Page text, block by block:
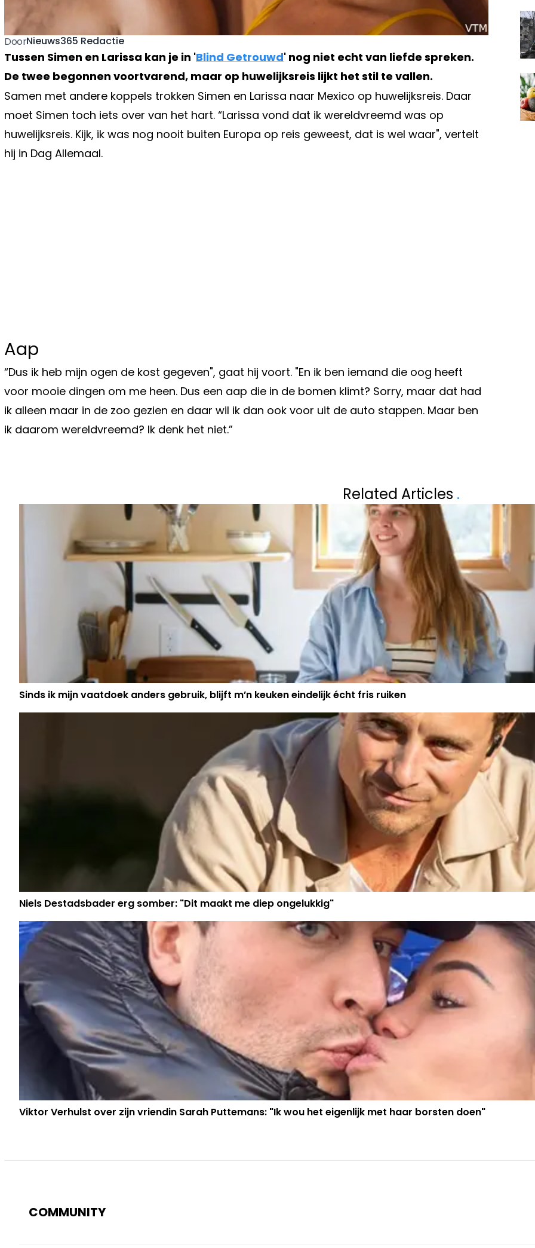
DoorNieuws365 Redactie
Tussen Simen en Larissa kan je in 'Blind Getrouwd' nog niet echt van liefde spreken.
De twee begonnen voortvarend, maar op huwelijksreis lijkt het stil te vallen.
Samen met andere koppels trokken Simen en Larissa naar Mexico op huwelijksreis. Daar
moet Simen toch iets over van het hart. “Larissa vond dat ik wereldvreemd was op
huwelijksreis. Kijk, ik was nog nooit buiten Europa op reis geweest, dat is wel waar", vertelt
hij in Dag Allemaal.
Aap
“Dus ik heb mijn ogen de kost gegeven", gaat hij voort. "En ik ben iemand die oog heeft
voor mooie dingen om me heen. Dus een aap die in de bomen klimt? Sorry, maar dat had
ik alleen maar in de zoo gezien en daar wil ik dan ook voor uit de auto stappen. Maar ben
ik daarom wereldvreemd? Ik denk het niet.”
HEEFT LANG NIEMAND GEWETEN"
ANTHONY VAN
NEMEN
RELATIE
Related Articles .
Sinds ik mijn vaatdoek anders gebruik, blijft m’n keuken eindelijk écht fris ruiken
Niels Destadsbader erg somber: "Dit maakt me diep ongelukkig"
Viktor Verhulst over zijn vriendin Sarah Puttemans: "Ik wou het eigenlijk met haar borsten doen"
COMMUNITY